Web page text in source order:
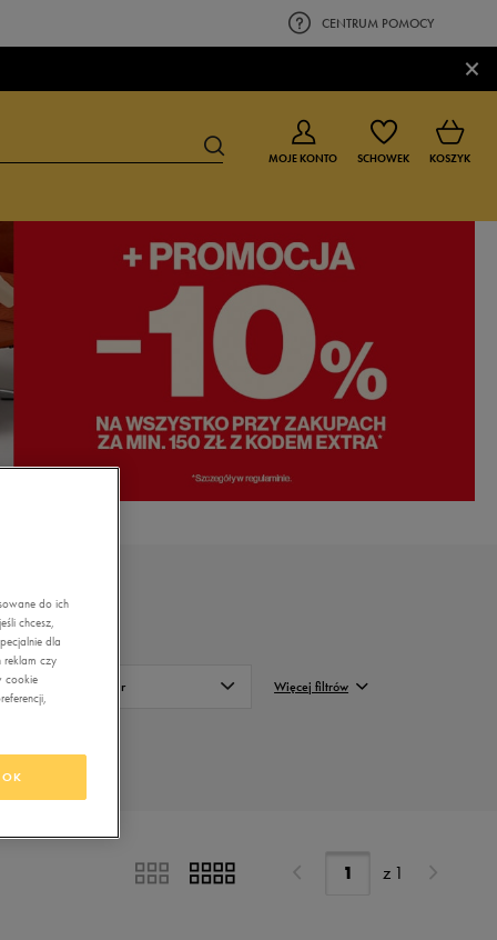
CENTRUM POMOCY
×
BUTY DLA CHŁOPCA BUTY DLA DZIEWCZYNKI
0-4 lat
4-8 lat
9-16 lat
MOJE KONTO SCHOWEK KOSZYK
Kolor
Pomarańczowy
Więcej filtrów
z 1
do ich
chcesz,
dla
reklam czy
cookie
OK